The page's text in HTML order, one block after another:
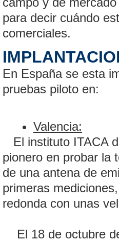
para decir cuándo
comerciales.
En España se esta
pruebas piloto en:
Valencia:
El instituto ITACA
pionero en probar la
de una antena de
primeras
redonda con unas
El 18 de octubre